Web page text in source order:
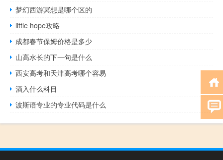
梦幻西游冥想是哪个区的
little hope攻略
成都春节保姆价格是多少
山高水长的下一句是什么
西安高考和天津高考哪个容易
酒入什么科目
波斯语专业的专业代码是什么